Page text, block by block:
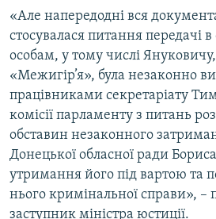
«Але напередодні вся
стосувалася питання передачі
особам, у тому числі
«Межигір’я», була незаконно
працівниками секретаріату
комісії парламенту з питань
обставин незаконного
Донецької обласної ради
утримання його під вартою та
нього кримінальної справи», –
заступник міністра юстиції.